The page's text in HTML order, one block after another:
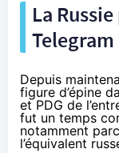
La
Telegram
Depuis
figure d’épine
et PDG de
fut un temps
notamment
l’équivalent